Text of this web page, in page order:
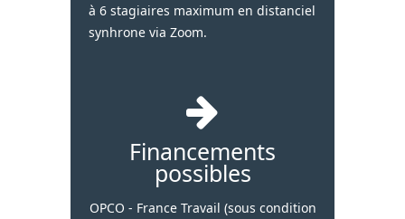
à 6 stagiaires maximum en distanciel
synhrone via Zoom.
Financements
possibles
OPCO - France Travail (sous condition